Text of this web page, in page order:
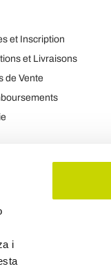
i
et Inscription
et Livraisons
de Vente